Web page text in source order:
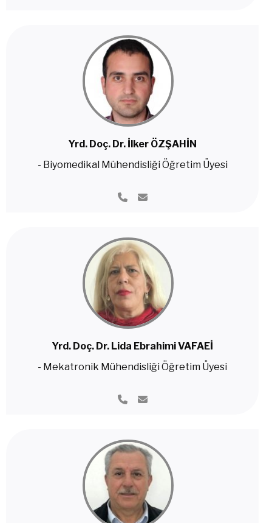
Yrd. Doç. Dr. İlker ÖZŞAHİN
- Biyomedikal Mühendisliği Öğretim Üyesi
Yrd. Doç. Dr. Lida Ebrahimi VAFAEİ
- Mekatronik Mühendisliği Öğretim Üyesi